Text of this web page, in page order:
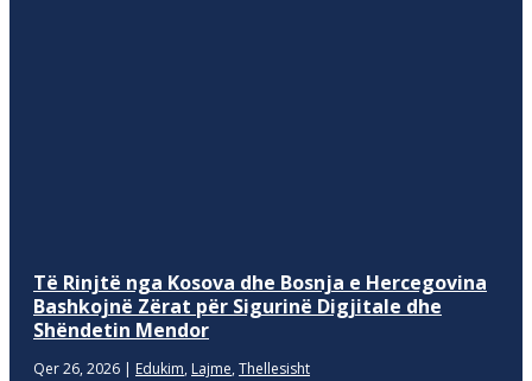
Të Rinjtë nga Kosova dhe Bosnja e Hercegovina
Bashkojnë Zërat për Sigurinë Digjitale dhe
Shëndetin Mendor
Qer 26, 2026 | Edukim, Lajme, Thellesisht